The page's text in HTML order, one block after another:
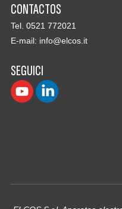
CONTACTOS
Tel. 0521 772021
E-mail: info@elcos.it
SEGUICI